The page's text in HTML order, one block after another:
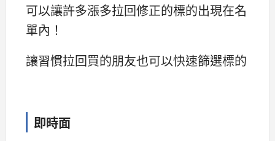
可以讓許多漲多拉回修正的標的出現在名
單內！
讓習慣拉回買的朋友也可以快速篩選標的
即時面